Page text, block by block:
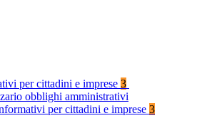
per cittadini e imprese 3
obblighi amministrativi
per cittadini e imprese 3